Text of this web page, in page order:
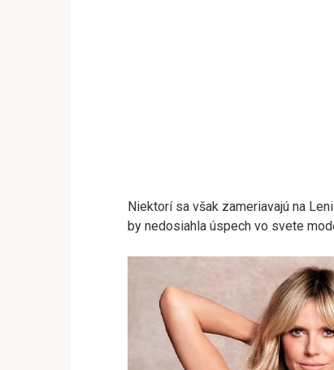
Niektorí sa však zameriavajú na
by nedosiahla úspech vo svete